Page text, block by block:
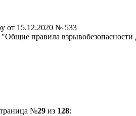
от 15.12.2020 № 533
правила
№29из 128: